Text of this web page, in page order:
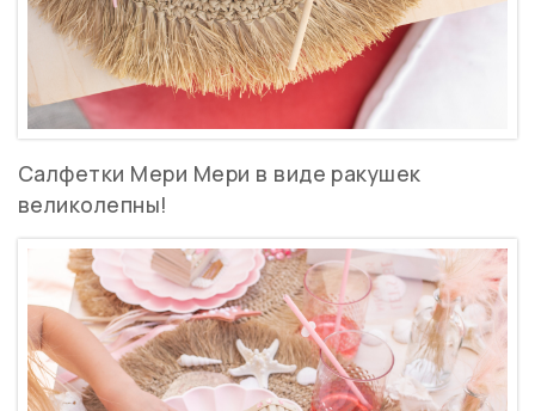
Салфетки Мери Мери в виде ракушек
великолепны!